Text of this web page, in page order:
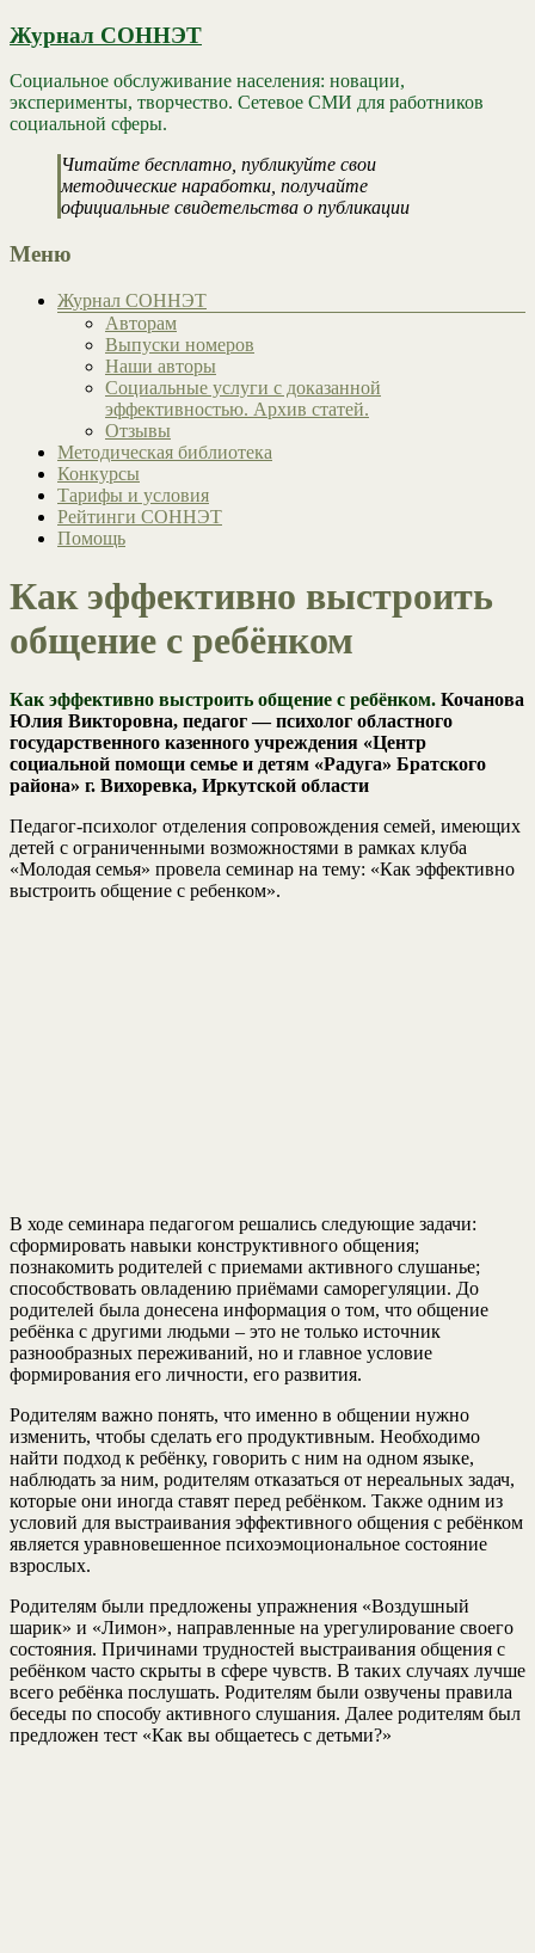
Журнал СОННЭТ
Социальное обслуживание населения: новации,
эксперименты, творчество. Сетевое СМИ для работников
социальной сферы.
Читайте бесплатно, публикуйте свои
методические наработки, получайте
официальные свидетельства о публикации
Меню
Журнал СОННЭТ
Авторам
Выпуски номеров
Наши авторы
Социальные услуги с доказанной
эффективностью. Архив статей.
Отзывы
Методическая библиотека
Конкурсы
Тарифы и условия
Рейтинги СОННЭТ
Помощь
Как эффективно выстроить
общение с ребёнком
Как эффективно выстроить общение с ребёнком. Кочанова
Юлия Викторовна, педагог — психолог областного
государственного казенного учреждения «Центр
социальной помощи семье и детям «Радуга» Братского
района» г. Вихоревка, Иркутской области
Педагог-психолог отделения сопровождения семей, имеющих
детей с ограниченными возможностями в рамках клуба
«Молодая семья» провела семинар на тему: «Как эффективно
выстроить общение с ребенком».
В ходе семинара педагогом решались следующие задачи:
сформировать навыки конструктивного общения;
познакомить родителей с приемами активного слушанье;
способствовать овладению приёмами саморегуляции. До
родителей была донесена информация о том, что общение
ребёнка с другими людьми – это не только источник
разнообразных переживаний, но и главное условие
формирования его личности, его развития.
Родителям важно понять, что именно в общении нужно
изменить, чтобы сделать его продуктивным. Необходимо
найти подход к ребёнку, говорить с ним на одном языке,
наблюдать за ним, родителям отказаться от нереальных задач,
которые они иногда ставят перед ребёнком. Также одним из
условий для выстраивания эффективного общения с ребёнком
является уравновешенное психоэмоциональное состояние
взрослых.
Родителям были предложены упражнения «Воздушный
шарик» и «Лимон», направленные на урегулирование своего
состояния. Причинами трудностей выстраивания общения с
ребёнком часто скрыты в сфере чувств. В таких случаях лучше
всего ребёнка послушать. Родителям были озвучены правила
беседы по способу активного слушания. Далее родителям был
предложен тест «Как вы общаетесь с детьми?»